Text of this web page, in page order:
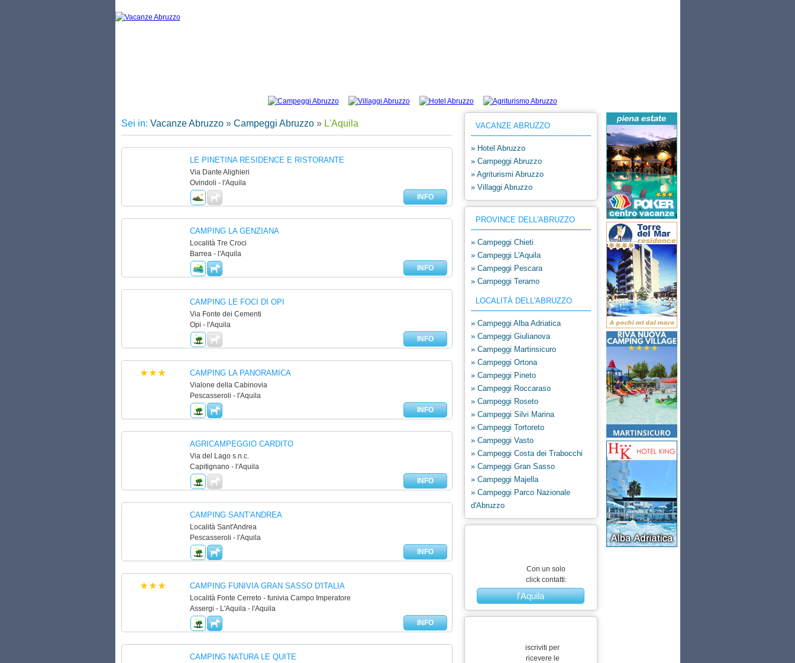
Sei in: Vacanze Abruzzo» Campeggi Abruzzo» L'Aquila
LE PINETINA RESIDENCE E RISTORANTE
Via Dante Alighieri
Ovindoli - l'Aquila
INFO
CAMPING LA GENZIANA
Località Tre Croci
Barrea - l'Aquila
INFO
CAMPING LE FOCI DI OPI
Via Fonte dei Cementi
Opi - l'Aquila
INFO
CAMPING LA PANORAMICA
Vialone della Cabinovia
Pescasseroli - l'Aquila
INFO
AGRICAMPEGGIO CARDITO
Via del Lago s.n.c.
Capitignano - l'Aquila
INFO
CAMPING SANT'ANDREA
Località Sant'Andrea
Pescasseroli - l'Aquila
INFO
CAMPING FUNIVIA GRAN SASSO D'ITALIA
Località Fonte Cerreto - funivia Campo Imperatore
Assergi - L'Aquila - l'Aquila
INFO
CAMPING NATURA LE QUITE
VACANZE ABRUZZO
» Hotel Abruzzo
» Campeggi Abruzzo
» Agriturismi Abruzzo
» Villaggi Abruzzo
PROVINCE DELL'ABRUZZO
» Campeggi Chieti
» Campeggi L'Aquila
» Campeggi Pescara
» Campeggi Teramo
LOCALITÀ DELL'ABRUZZO
» Campeggi Alba Adriatica
» Campeggi Giulianova
» Campeggi Martinsicuro
» Campeggi Ortona
» Campeggi Pineto
» Campeggi Roccaraso
» Campeggi Roseto
» Campeggi Silvi Marina
» Campeggi Tortoreto
» Campeggi Vasto
» Campeggi Costa dei Trabocchi
» Campeggi Gran Sasso
» Campeggi Majella
» Campeggi Parco Nazionale
d'Abruzzo
Con un solo
click contatti:
l'Aquila
iscriviti per
ricevere le